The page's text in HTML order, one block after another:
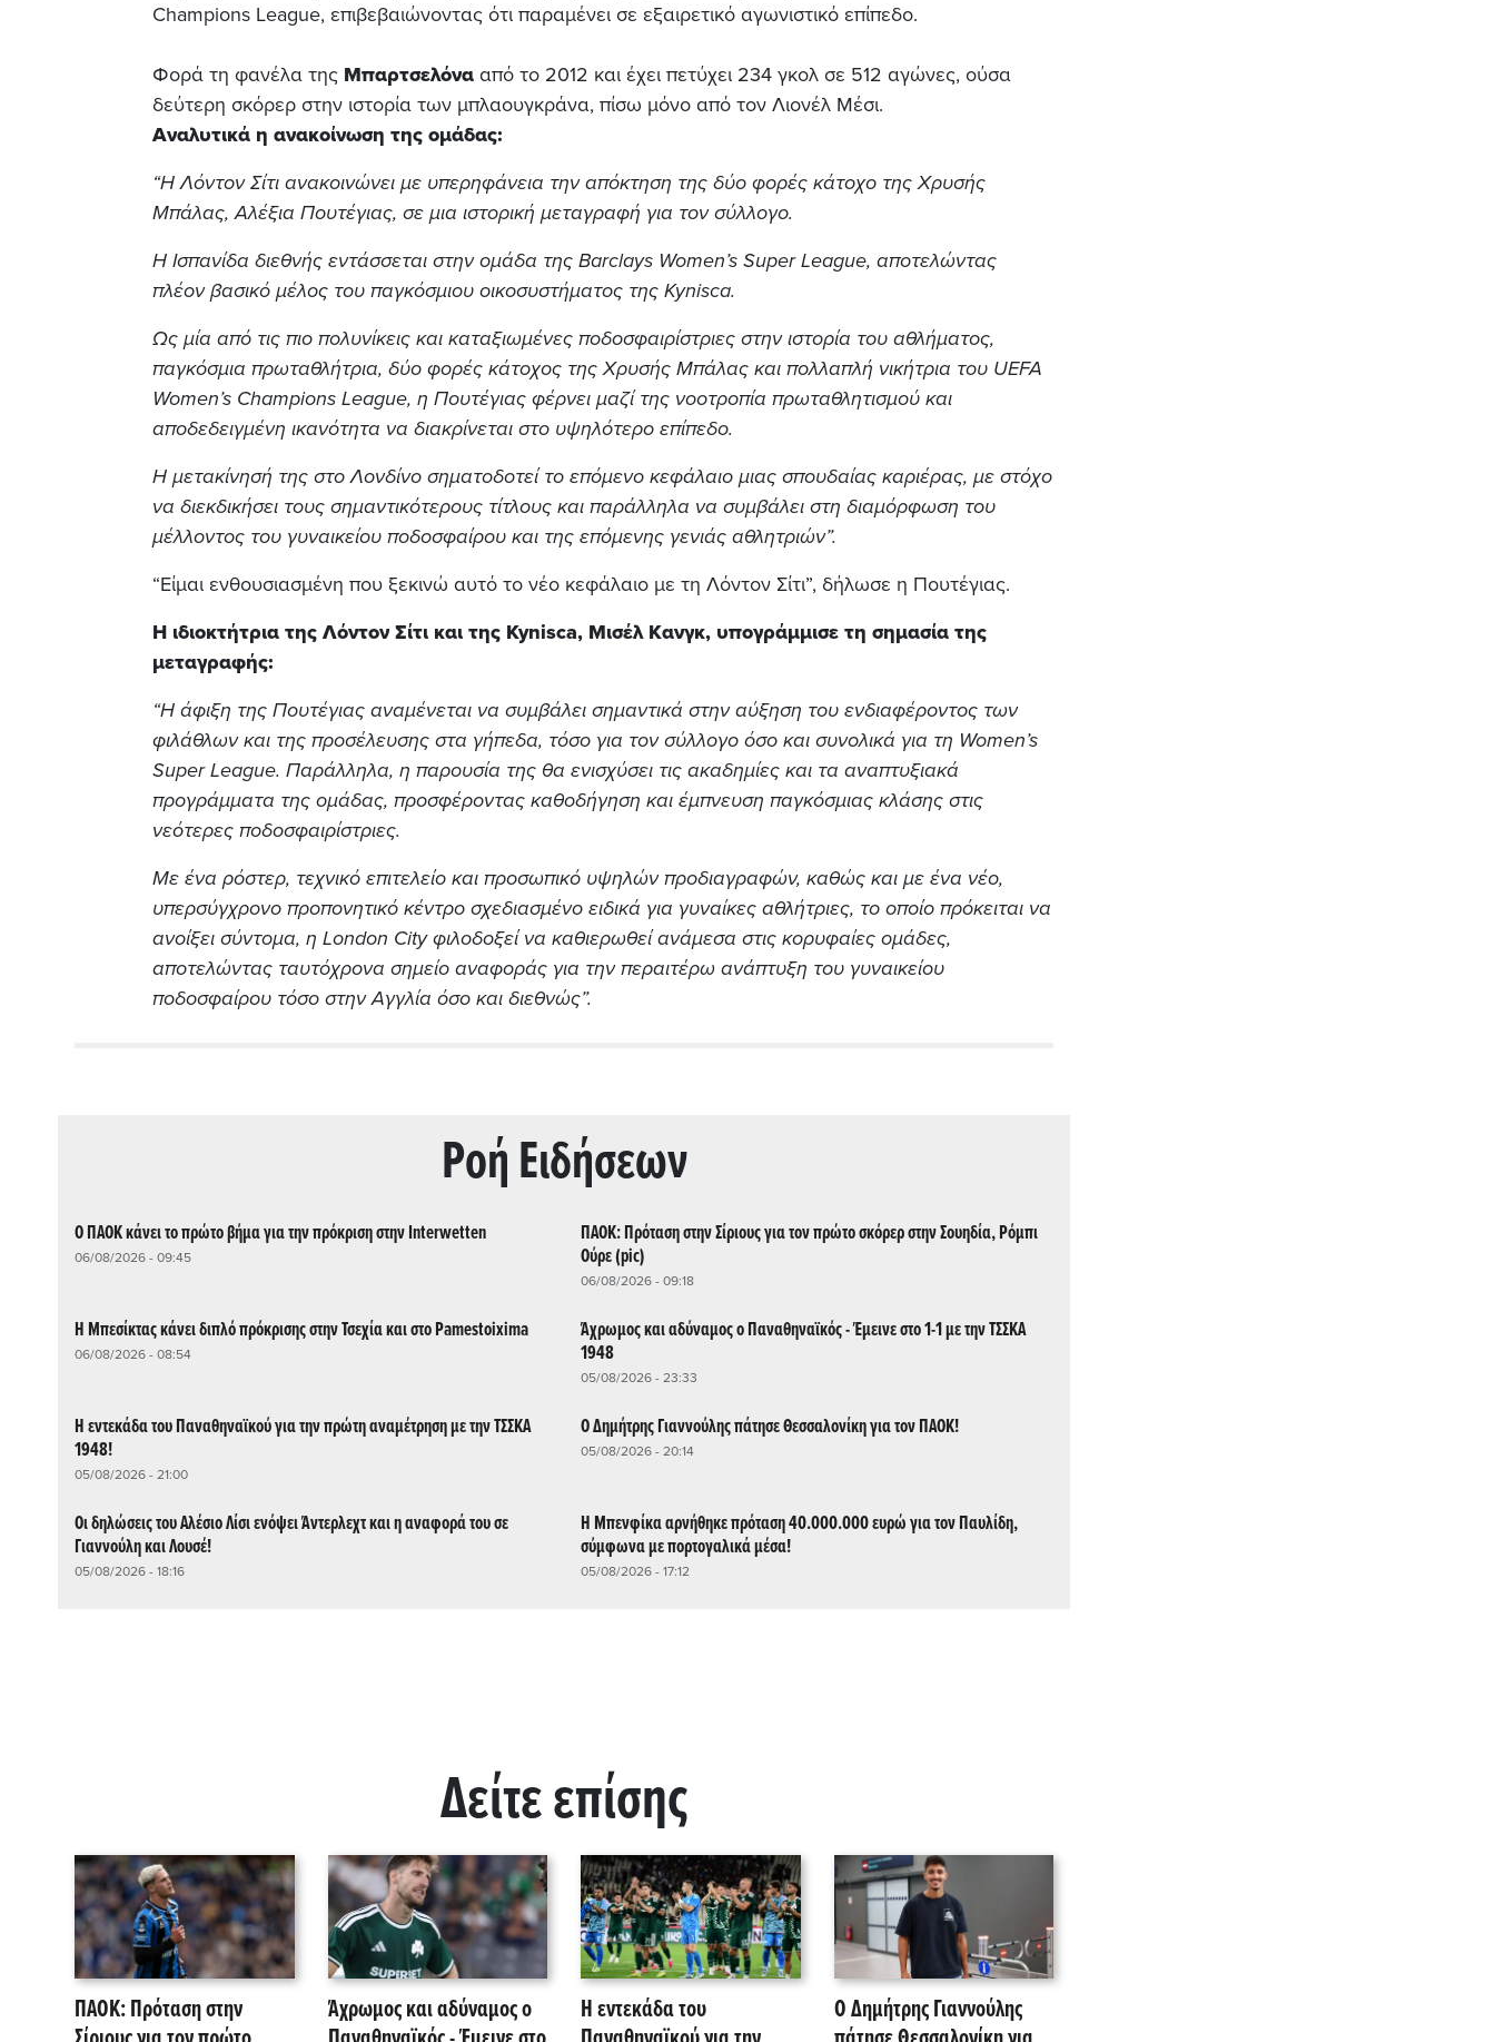
Champions League, επιβεβαιώνοντας ότι παραμένει σε εξαιρετικό αγωνιστικό επίπεδο.
Φορά τη φανέλα της Μπαρτσελόνα από το 2012 και έχει πετύχει 234 γκολ σε 512 αγώνες, ούσα
δεύτερη σκόρερ στην ιστορία των μπλαουγκράνα, πίσω μόνο από τον Λιονέλ Μέσι.
Αναλυτικά η ανακοίνωση της ομάδας:
“Η Λόντον Σίτι ανακοινώνει με υπερηφάνεια την απόκτηση της δύο φορές κάτοχο της Χρυσής
Μπάλας, Αλέξια Πουτέγιας, σε μια ιστορική μεταγραφή για τον σύλλογο.
Η Ισπανίδα διεθνής εντάσσεται στην ομάδα της Barclays Women’s Super League, αποτελώντας
πλέον βασικό μέλος του παγκόσμιου οικοσυστήματος της Kynisca.
Ως μία από τις πιο πολυνίκεις και καταξιωμένες ποδοσφαιρίστριες στην ιστορία του αθλήματος,
παγκόσμια πρωταθλήτρια, δύο φορές κάτοχος της Χρυσής Μπάλας και πολλαπλή νικήτρια του UEFA
Women’s Champions League, η Πουτέγιας φέρνει μαζί της νοοτροπία πρωταθλητισμού και
αποδεδειγμένη ικανότητα να διακρίνεται στο υψηλότερο επίπεδο.
Η μετακίνησή της στο Λονδίνο σηματοδοτεί το επόμενο κεφάλαιο μιας σπουδαίας καριέρας, με στόχο
να διεκδικήσει τους σημαντικότερους τίτλους και παράλληλα να συμβάλει στη διαμόρφωση του
μέλλοντος του γυναικείου ποδοσφαίρου και της επόμενης γενιάς αθλητριών”.
“Είμαι ενθουσιασμένη που ξεκινώ αυτό το νέο κεφάλαιο με τη Λόντον Σίτι”, δήλωσε η Πουτέγιας.
Η ιδιοκτήτρια της Λόντον Σίτι και της Kynisca, Μισέλ Κανγκ, υπογράμμισε τη σημασία της
μεταγραφής:
“Η άφιξη της Πουτέγιας αναμένεται να συμβάλει σημαντικά στην αύξηση του ενδιαφέροντος των
φιλάθλων και της προσέλευσης στα γήπεδα, τόσο για τον σύλλογο όσο και συνολικά για τη Women’s
Super League. Παράλληλα, η παρουσία της θα ενισχύσει τις ακαδημίες και τα αναπτυξιακά
προγράμματα της ομάδας, προσφέροντας καθοδήγηση και έμπνευση παγκόσμιας κλάσης στις
νεότερες ποδοσφαιρίστριες.
Με ένα ρόστερ, τεχνικό επιτελείο και προσωπικό υψηλών προδιαγραφών, καθώς και με ένα νέο,
υπερσύγχρονο προπονητικό κέντρο σχεδιασμένο ειδικά για γυναίκες αθλήτριες, το οποίο πρόκειται να
ανοίξει σύντομα, η London City φιλοδοξεί να καθιερωθεί ανάμεσα στις κορυφαίες ομάδες,
αποτελώντας ταυτόχρονα σημείο αναφοράς για την περαιτέρω ανάπτυξη του γυναικείου
ποδοσφαίρου τόσο στην Αγγλία όσο και διεθνώς”.
Ρoή Ειδήσεων
Ο ΠΑΟΚ κάνει το πρώτο βήμα για την πρόκριση στην Interwetten
06/08/2026 - 09:45
ΠΑΟΚ: Πρόταση στην Σίριους για τον πρώτο σκόρερ στην Σουηδία, Ρόμπι
Ούρε (pic)
06/08/2026 - 09:18
Η Μπεσίκτας κάνει διπλό πρόκρισης στην Τσεχία και στο Pamestoixima
06/08/2026 - 08:54
Άχρωμος και αδύναμος ο Παναθηναϊκός - Έμεινε στο 1-1 με την ΤΣΣΚΑ
1948
05/08/2026 - 23:33
Η εντεκάδα του Παναθηναϊκού για την πρώτη αναμέτρηση με την ΤΣΣΚΑ
1948!
05/08/2026 - 21:00
Ο Δημήτρης Γιαννούλης πάτησε Θεσσαλονίκη για τον ΠΑΟΚ!
05/08/2026 - 20:14
Οι δηλώσεις του Αλέσιο Λίσι ενόψει Άντερλεχτ και η αναφορά του σε
Γιαννούλη και Λουσέ!
05/08/2026 - 18:16
Η Μπενφίκα αρνήθηκε πρόταση 40.000.000 ευρώ για τον Παυλίδη,
σύμφωνα με πορτογαλικά μέσα!
05/08/2026 - 17:12
Δείτε επίσης
ΠΑΟΚ: Πρόταση στην
Άχρωμος και αδύναμος ο
Η εντεκάδα του
Ο Δημήτρης Γιαννούλης